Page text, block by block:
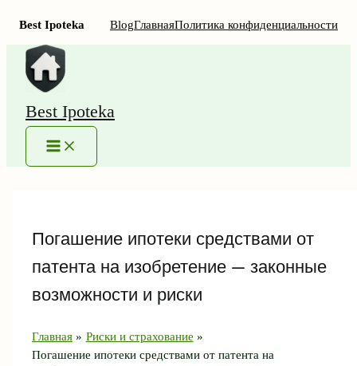
Best Ipoteka BlogГлавнаяПолитика конфиденциальности
Перейти
содержимому
Best Ipoteka
MAIN
MENU
Погашение ипотеки средствами от
патента на изобретение — законные
возможности и риски
Главная
Риски и страхование
Погашение ипотеки средствами от патента на